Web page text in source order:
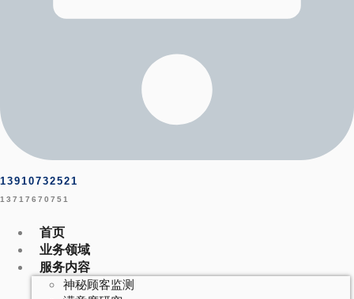
13910732521
13717670751
首页
业务领域
服务内容
神秘顾客监测